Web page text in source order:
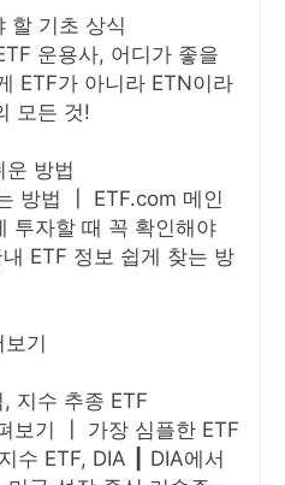
할 기초 상식
운용사, 어디가 좋을
ETF가 아니라 ETN이라
모든 것!
운 방법
방법 ┃ ETF.com 메인
투자할 때 꼭 확인해야
ETF 정보 쉽게 찾는 방
기
지수 추종 ETF
보기 ┃ 가장 심플한 ETF
수 ETF, DIA ┃ DIA에서